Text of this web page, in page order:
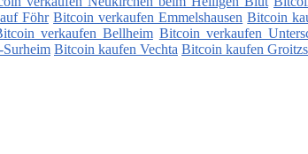
Föhr Bitcoin verkaufen Emmelshausen Bitcoin
verkaufen Bellheim Bitcoin verkaufen
Bitcoin kaufen Vechta Bitcoin kaufen